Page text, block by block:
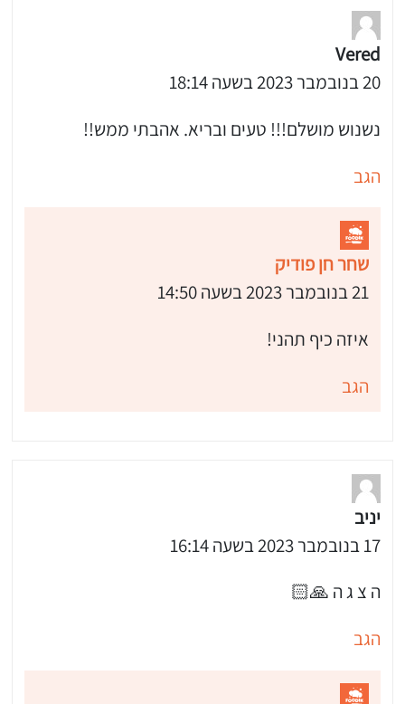
Vered
20 בנובמבר 2023 בשעה 18:14
נשנוש מושלם!!! טעים ובריא. אהבתי ממש!!
הגב
שחר חן פודיק
21 בנובמבר 2023 בשעה 14:50
איזה כיף תהני!
הגב
יניב
17 בנובמבר 2023 בשעה 16:14
ה צ ג ה 🙏🏻
הגב